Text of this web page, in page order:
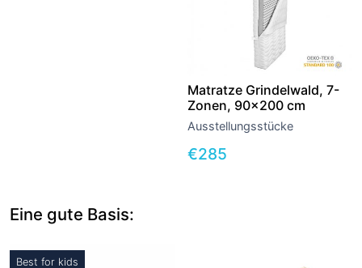
Matratze Grindelwald, 7-
Zonen, 90×200 cm
Ausstellungsstücke
€285
Eine gute Basis:
Best for kids